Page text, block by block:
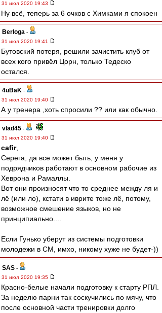
31 июл 2020 19:43
Ну всё, теперь за 6 очков с Химками я спокоен
Berloga -
31 июл 2020 19:41
Бутовский потеря, решили зачистить клуб от
всех кого привёл Цорн, только Тедеско
остался.
4uBaK -
31 июл 2020 19:40
А у тренера ,хоть спросили ?? или как обычно.
vlad45 -
31 июл 2020 19:40
cafir,
Серега, да все может быть, у меня у
подрядчиков работают в основном рабочие из
Хеврона и Рамаллы.
Вот они произносят что то среднее между ля и
лё (или ло), кстати в иврите тоже лё, потому,
возможное смешение языков, но не
принципиально....
Если Гунько уберут из системы подготовки
молодежи в СМ, имхо, никому хуже не будет-))
SAS -
31 июл 2020 19:35
Красно-белые начали подготовку к старту РПЛ.
За неделю парни так соскучились по мячу, что
после основной части тренировки долго